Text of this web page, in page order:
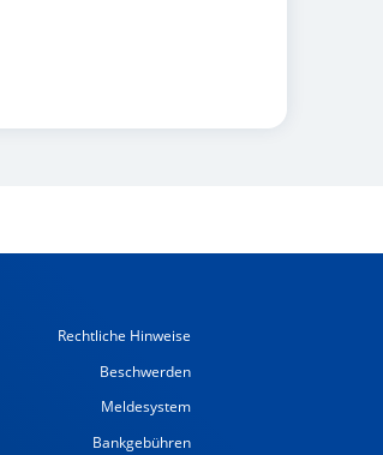
Rechtliche Hinweise
Beschwerden
Meldesystem
Bankgebühren